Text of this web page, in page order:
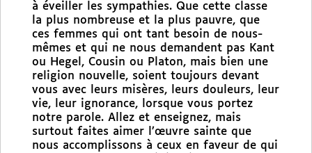
à éveiller les sympathies. Que cette classe
la plus nombreuse et la plus pauvre, que
ces femmes qui ont tant besoin de nous-
mêmes et qui ne nous demandent pas Kant
ou Hegel, Cousin ou Platon, mais bien une
religion nouvelle, soient toujours devant
vous avec leurs misères, leurs douleurs, leur
vie, leur ignorance, lorsque vous portez
notre parole. Allez et enseignez, mais
surtout faites aimer l’œuvre sainte que
nous accomplissons à ceux en faveur de qui